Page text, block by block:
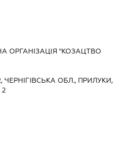
ОРГАНІЗАЦІЯ "КОЗАЦТВО
ЧЕРНІГІВСЬКА ОБЛ., ПРИЛУКИ,